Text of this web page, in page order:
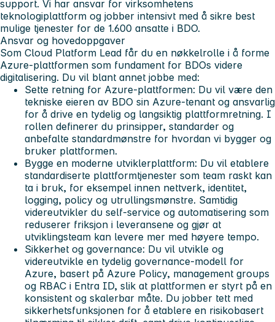
support. Vi har ansvar for virksomhetens
teknologiplattform og jobber intensivt med å sikre best
mulige tjenester for de 1.600 ansatte i BDO.
Ansvar og hovedoppgaver
Som Cloud Platform Lead får du en nøkkelrolle i å forme
Azure-plattformen som fundament for BDOs videre
digitalisering. Du vil blant annet jobbe med:
Sette retning for Azure-plattformen: Du vil være den
tekniske eieren av BDO sin Azure-tenant og ansvarlig
for å drive en tydelig og langsiktig plattformretning. I
rollen definerer du prinsipper, standarder og
anbefalte standardmønstre for hvordan vi bygger og
bruker plattformen.
Bygge en moderne utviklerplattform: Du vil etablere
standardiserte plattformtjenester som team raskt kan
ta i bruk, for eksempel innen nettverk, identitet,
logging, policy og utrullingsmønstre. Samtidig
videreutvikler du self-service og automatisering som
reduserer friksjon i leveransene og gjør at
utviklingsteam kan levere mer med høyere tempo.
Sikkerhet og governance: Du vil utvikle og
videreutvikle en tydelig governance-modell for
Azure, basert på Azure Policy, management groups
og RBAC i Entra ID, slik at plattformen er styrt på en
konsistent og skalerbar måte. Du jobber tett med
sikkerhetsfunksjonen for å etablere en risikobasert